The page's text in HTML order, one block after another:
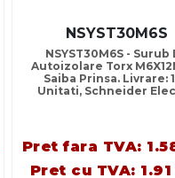
NSYST30M6S
NSYST30M6S - Surub
Autoizolare Torx
Saiba Prinsa. Livrare:
Unitati, Schneider
Pret fara TVA:
Pret cu TVA: